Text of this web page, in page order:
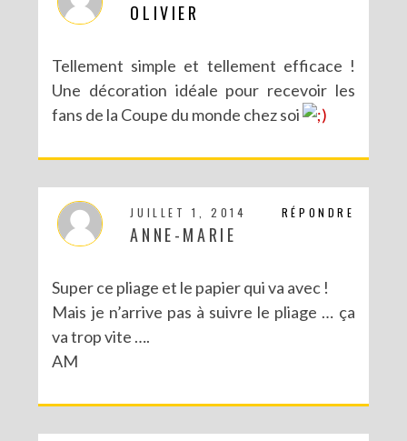
OLIVIER
Tellement simple et tellement efficace !
Une décoration idéale pour recevoir les
fans de la Coupe du monde chez soi
RÉPONDRE
JUILLET 1, 2014
ANNE-MARIE
Super ce pliage et le papier qui va avec !
Mais je n’arrive pas à suivre le pliage … ça
va trop vite ….
AM